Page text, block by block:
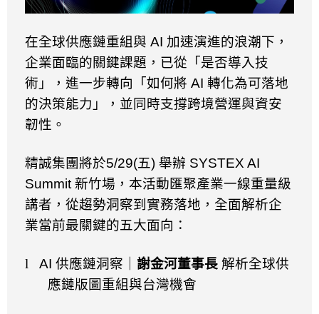
在全球供應鏈重組與 AI 加速演進的浪潮下，
企業面臨的關鍵課題，已從「是否導入技
術」，進一步轉向「如何將 AI 轉化為可落地
的決策能力」，並同時支撐跨境營運與資安
韌性。
精誠集團將於5/29(五) 舉辦 SYSTEX AI
Summit 新竹場，本活動匯聚產業一線重量級
講者，從趨勢洞察到實務落地，全面解析企
業當前最關鍵的五大面向：
l AI 供應鏈洞察｜ 謝金河董事長 解析全球供
應鏈版圖重組與台灣機會